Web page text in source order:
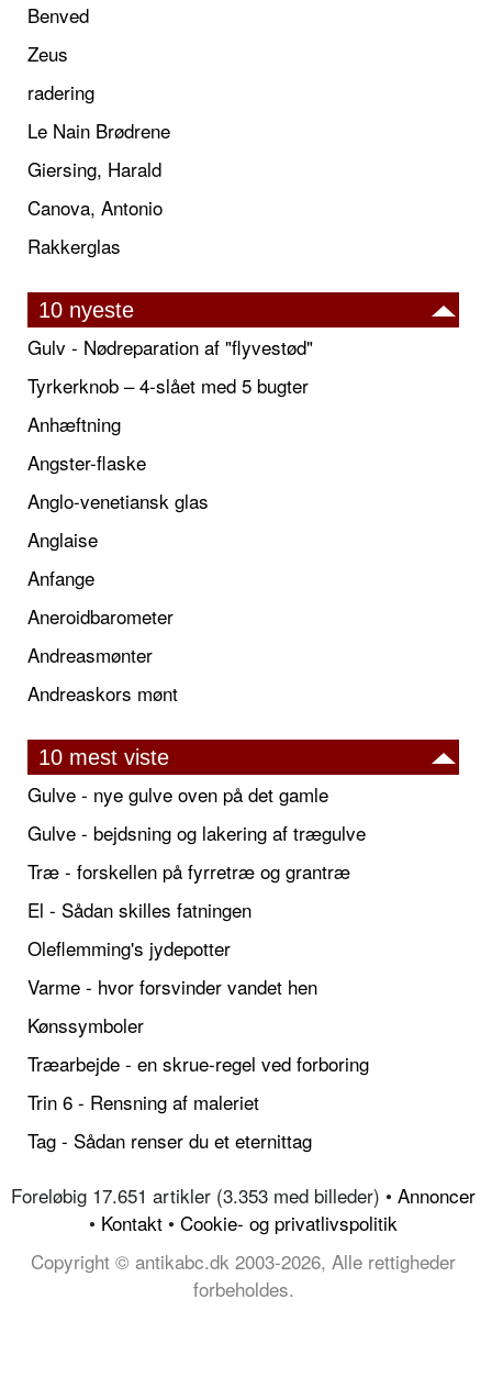
Benved
Zeus
radering
Le Nain Brødrene
Giersing, Harald
Canova, Antonio
Rakkerglas
10 nyeste
Gulv - Nødreparation af "flyvestød"
Tyrkerknob – 4-slået med 5 bugter
Anhæftning
Angster-flaske
Anglo-venetiansk glas
Anglaise
Anfange
Aneroidbarometer
Andreasmønter
Andreaskors mønt
10 mest viste
Gulve - nye gulve oven på det gamle
Gulve - bejdsning og lakering af trægulve
Træ - forskellen på fyrretræ og grantræ
El - Sådan skilles fatningen
Oleflemming's jydepotter
Varme - hvor forsvinder vandet hen
Kønssymboler
Træarbejde - en skrue-regel ved forboring
Trin 6 - Rensning af maleriet
Tag - Sådan renser du et eternittag
Foreløbig 17.651 artikler (3.353 med billeder) • Annoncer
• Kontakt • Cookie- og privatlivspolitik
Copyright © antikabc.dk 2003-2026, Alle rettigheder
forbeholdes.